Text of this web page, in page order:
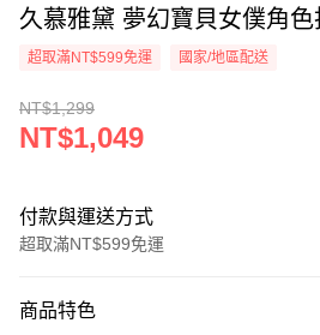
久慕雅黛 夢幻寶貝女僕角色
超取滿NT$599免運 國家/地區配送
NT$1,299
NT$1,049
付款與運送方式
超取滿NT$599免運
信用卡一次付款
商品特色